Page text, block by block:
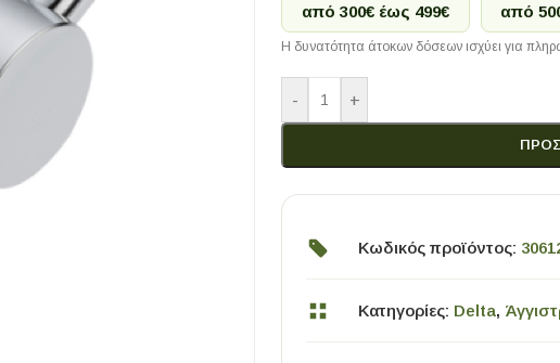
από 300€ έως 499€ από
Η δυνατότητα άτοκων δόσεων ισχύει για
- +
Κωδικός προϊόντος:
Κατηγορίες: Delta,